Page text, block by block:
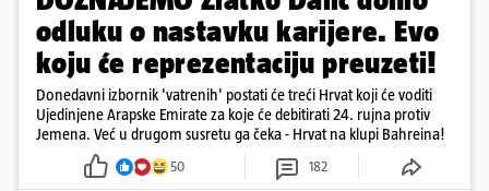
odluku o nastavku karijere. Evo
koju će reprezentaciju preuzeti!
Donedavni izbornik 'vatrenih' postati će treći Hrvat koji će voditi
Ujedinjene Arapske Emirate za koje će debitirati 24. rujna protiv
Jemena. Već u drugom susretu ga čeka - Hrvat na klupi Bahreina!
50 182